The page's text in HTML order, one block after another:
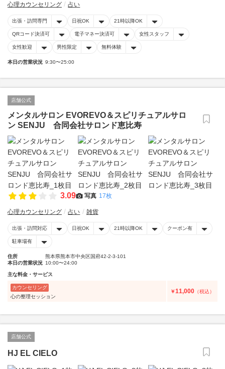
心理カウンセリング 占い
出張・訪問専門 日祝OK 21時以降OK
QRコード決済可 電子マネー決済可 女性スタッフ
女性歓迎 男性限定 無料体験
本日の営業状況 9:30〜25:00
店舗公式
メンタルサロン EVOREVO＆スピリチュアルサロ
ン SENJU 合同会社サロンド恵比寿
3.09 写真 17枚
心理カウンセリング 占い 雑貨
出張・訪問対応 日祝OK 21時以降OK クーポン有
駐車場有
住所
熊本県熊本市中央区国府42-2-3-101
本日の営業状況 10:00〜24:00
主な料金・サービス
カウンセリング
心の整理セッション
￥11,000 （税込）
店舗公式
HJ EL CIELO